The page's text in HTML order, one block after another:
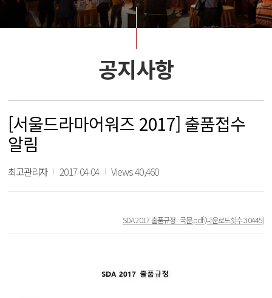
공지사항
[서울드라마어워즈 2017] 출품접수
알림
최고관리자 2017-04-04 Views 40,460
SDA 2017 출품규정_국문.pdf(다운로드횟수:30445)